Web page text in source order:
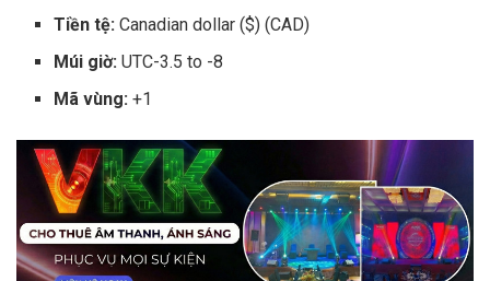
Tiền tệ: Canadian dollar ($) (CAD)
Múi giờ: UTC-3.5 to -8
Mã vùng: +1